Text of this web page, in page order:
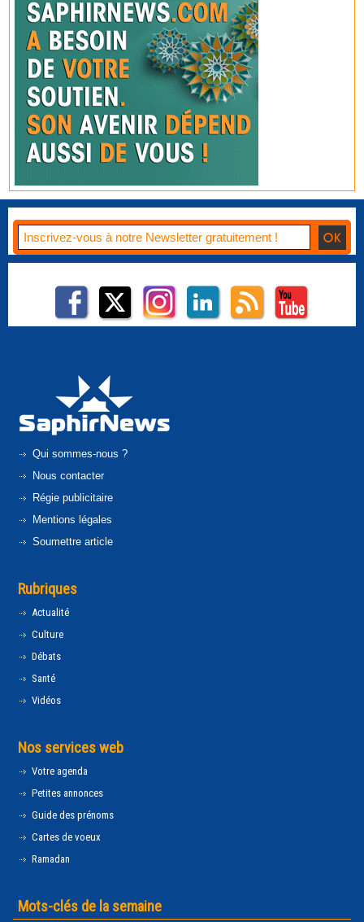
Qui sommes-nous ?
Nous contacter
Régie publicitaire
Mentions légales
Soumettre article
Rubriques
Actualité
Culture
Débats
Santé
Vidéos
Nos services web
Votre agenda
Petites annonces
Guide des prénoms
Cartes de voeux
Ramadan
Mots-clés de la semaine